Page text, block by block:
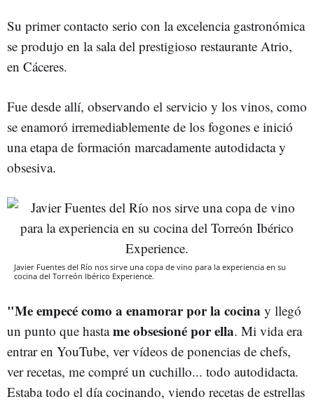
Su primer contacto serio con la excelencia gastronómica
se produjo en la sala del prestigioso restaurante Atrio,
en Cáceres.
Fue desde allí, observando el servicio y los vinos, como
se enamoró irremediablemente de los fogones e inició
una etapa de formación marcadamente autodidacta y
obsesiva.
Javier Fuentes del Río nos sirve una copa de vino para la experiencia en su
cocina del Torreón Ibérico Experience.
"Me empecé como a enamorar por la cocina y llegó
un punto que hastame obsesioné por ella. Mi vida era
entrar en YouTube, ver vídeos de ponencias de chefs,
ver recetas, me compré un cuchillo... todo autodidacta.
Estaba todo el día cocinando, viendo recetas de estrellas